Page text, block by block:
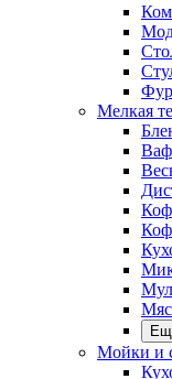
Мелкая
Мойки и